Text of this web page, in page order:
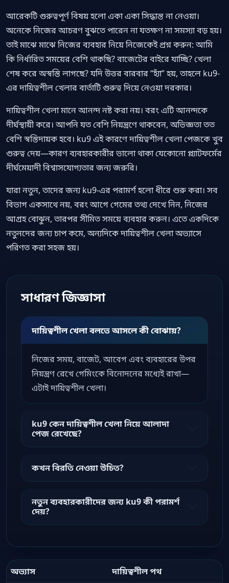
আরেকটি গুরুত্বপূর্ণ বিষয় হলো একা একা সিদ্ধান্ত না নেওয়া।
অনেকে নিজের আচরণ বুঝতে পারেন না যতক্ষণ না সমস্যা বড় হয়।
তাই মাঝে মাঝে নিজের ব্যবহার নিয়ে নিজেকেই প্রশ্ন করুন: আমি
কি নির্ধারিত সময়ের বেশি থাকছি? বাজেটের বাইরে যাচ্ছি? খেলা
শেষ করে অস্বস্তি লাগছে? যদি উত্তর বারবার “হ্যাঁ” হয়, তাহলে ku9-
এর দায়িত্বশীল খেলার বার্তাটি গুরুত্ব দিয়ে নেওয়া দরকার।
দায়িত্বশীল খেলা মানে আনন্দ নষ্ট করা নয়। বরং এটি আনন্দকে
দীর্ঘস্থায়ী করে। আপনি যত বেশি নিয়ন্ত্রণে থাকবেন, অভিজ্ঞতা তত
বেশি স্বস্তিদায়ক হবে। ku9 এই কারণে দায়িত্বশীল খেলা পেজকে খুব
গুরুত্ব দেয়—কারণ ব্যবহারকারীর ভালো থাকা যেকোনো প্ল্যাটফর্মের
দীর্ঘমেয়াদী বিশ্বাসযোগ্যতার জন্য জরুরি।
যারা নতুন, তাদের জন্য ku9-এর পরামর্শ হলো ধীরে শুরু করা। সব
বিভাগ একসাথে নয়, বরং আগে গেমের তথ্য দেখে নিন, নিজের
আগ্রহ বোঝুন, তারপর সীমিত সময়ে ব্যবহার করুন। এতে একদিকে
নতুনদের জন্য চাপ কমে, অন্যদিকে দায়িত্বশীল খেলা অভ্যাসে
পরিণত করা সহজ হয়।
সাধারণ জিজ্ঞাসা
দায়িত্বশীল খেলা বলতে আসলে কী বোঝায়?
নিজের সময়, বাজেট, আবেগ এবং ব্যবহারের উপর
নিয়ন্ত্রণ রেখে গেমিংকে বিনোদনের মধ্যেই রাখা—
এটাই দায়িত্বশীল খেলা।
ku9 কেন দায়িত্বশীল খেলা নিয়ে আলাদা
পেজ রেখেছে?
কখন বিরতি নেওয়া উচিত?
নতুন ব্যবহারকারীদের জন্য ku9 কী পরামর্শ
দেয়?
অভ্যাস দায়িত্বশীল পথ